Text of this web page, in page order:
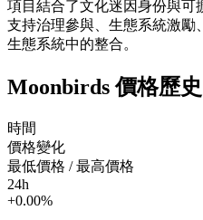
項目結合了文化迷因身份與可
支持治理參與、生態系統激勵
生態系統中的整合。
Moonbirds 價格歷史
時間
價格變化
最低價格 / 最高價格
24h
+0.00%